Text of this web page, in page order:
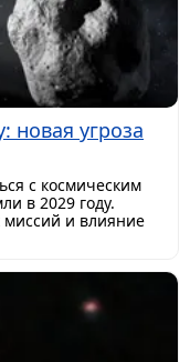
новая угроза
с космическим
в 2029 году.
и влияние